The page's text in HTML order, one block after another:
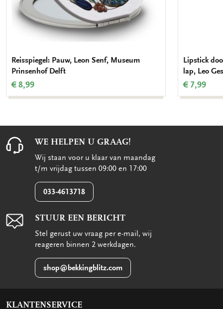
Reisspiegel: Pauw, Leon Senf, Museum
Prinsenhof Delft
€ 8,99
Lipstick
lap, Leo
€ 7,99
WE HELPEN U GRAAG!
Wij staan voor u klaar van maandag
t/m vrijdag tussen 09:00 en 17:00
033-4613718
STUUR EEN BERICHT
Stel gerust uw vraag per e-mail, wij
reageren binnen 2 werkdagen.
shop@bekkingblitz.com
KLANTENSERVICE